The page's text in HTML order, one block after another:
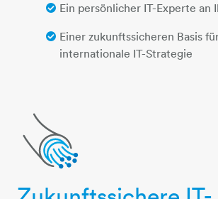
Ein persönlicher IT-Experte an
Einer zukunftssicheren Basis
internationale IT-Strategie
glasfaser-